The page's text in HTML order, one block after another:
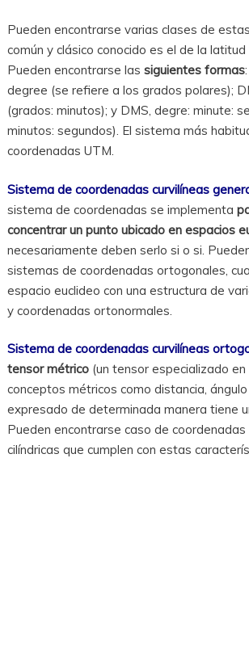
Pueden encontrarse varias clases de
común y clásico conocido es el de la latitud
Pueden encontrarse las siguientes formas
degree (se refiere a los grados polares);
(grados: minutos); y DMS, degre: minute:
minutos: segundos). El sistema más
coordenadas UTM.
Sistema de coordenadas curvilíneas
sistema de coordenadas se implementa
concentrar un punto ubicado en espacios
necesariamente deben serlo si o si.
sistemas de coordenadas ortogonales,
espacio euclideo con una estructura de
y coordenadas ortonormales.
Sistema de coordenadas curvilíneas
tensor métrico(un tensor especializado
conceptos métricos como distancia,
expresado de determinada manera tiene
Pueden encontrarse caso de
cilíndricas que cumplen con estas